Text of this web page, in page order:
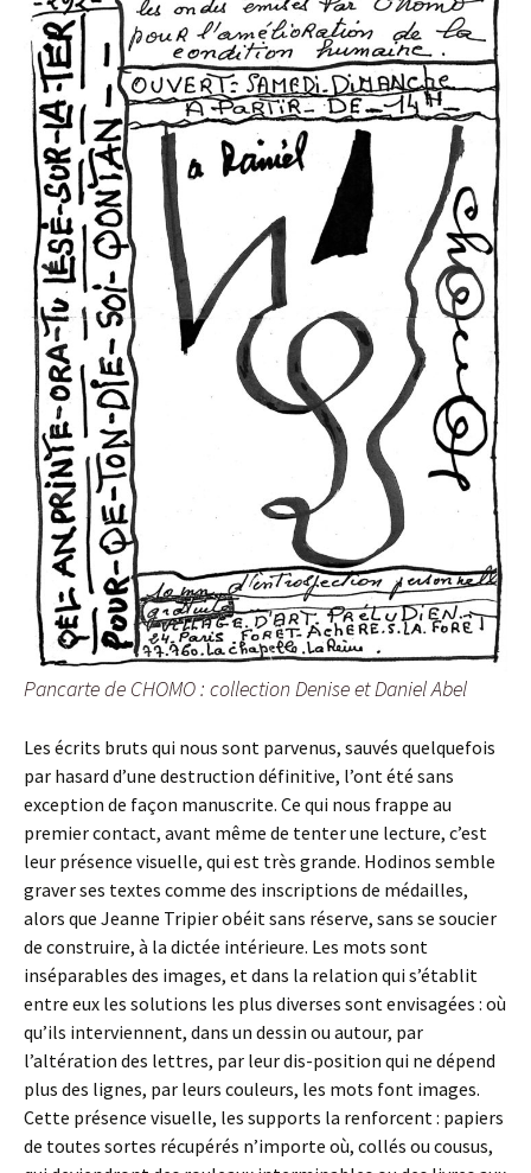
Pancarte de CHOMO : collection Denise et Daniel Abel
Les écrits bruts qui nous sont parvenus, sauvés quelquefois
par hasard d’une destruction définitive, l’ont été sans
exception de façon manuscrite. Ce qui nous frappe au
premier contact, avant même de tenter une lecture, c’est
leur présence visuelle, qui est très grande. Hodinos semble
graver ses textes comme des inscriptions de médailles,
alors que Jeanne Tripier obéit sans réserve, sans se soucier
de construire, à la dictée intérieure. Les mots sont
inséparables des images, et dans la relation qui s’établit
entre eux les solutions les plus diverses sont envisagées : où
qu’ils interviennent, dans un dessin ou autour, par
l’altération des lettres, par leur dis-position qui ne dépend
plus des lignes, par leurs couleurs, les mots font images.
Cette présence visuelle, les supports la renforcent : papiers
de toutes sortes récupérés n’importe où, collés ou cousus,